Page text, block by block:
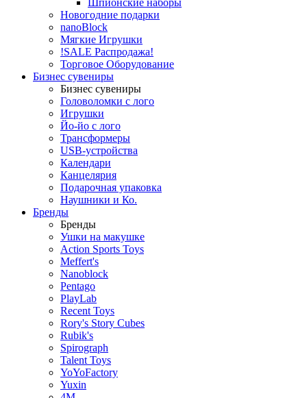
Новогодние подарки
nanoBlock
Мягкие Игрушки
!SALE Распродажа!
Торговое Оборудование
Бизнес сувениры
Бизнес сувениры
Головоломки с лого
Игрушки
Йо-йо с лого
Трансформеры
USB-устройства
Календари
Канцелярия
Подарочная упаковка
Наушники и Ко.
Бренды
Бренды
Ушки на макушке
Action Sports Toys
Meffert's
Nanoblock
Pentago
PlayLab
Recent Toys
Rory's Story Cubes
Rubik's
Spirograph
Talent Toys
YoYoFactory
Yuxin